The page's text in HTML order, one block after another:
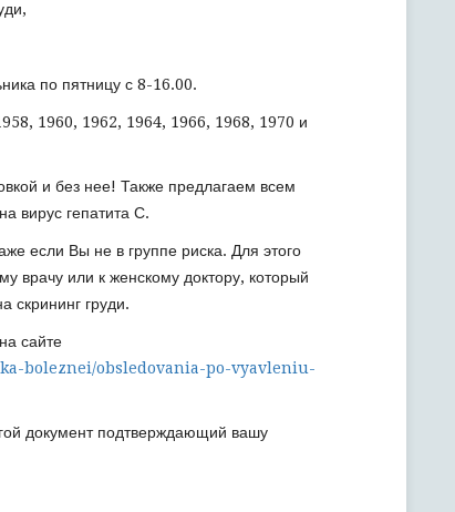
по пятницу с 8-16.00.
1960, 1962, 1964, 1966, 1968, 1970 и
и без нее! Также предлагаем всем
вирус гепатита С.
если Вы не в группе риска. Для этого
врачу или к женскому доктору, который
скрининг груди.
сайте
boleznei/obsledovania-po-vyavleniu-
документ подтверждающий вашу